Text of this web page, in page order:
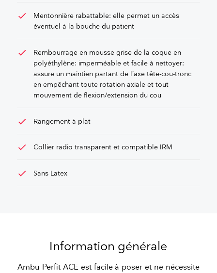
check
Mentonnière rabattable: elle permet un accès
éventuel à la bouche du patient
check
Rembourrage en mousse grise de la coque en
polyéthylène: imperméable et facile à nettoyer:
assure un maintien partant de l’axe tête-cou-tronc
en empêchant toute rotation axiale et tout
mouvement de flexion/extension du cou
check Rangement à plat
check Collier radio transparent et compatible IRM
check Sans Latex
Information générale
Ambu Perfit ACE est facile à poser et ne nécessite